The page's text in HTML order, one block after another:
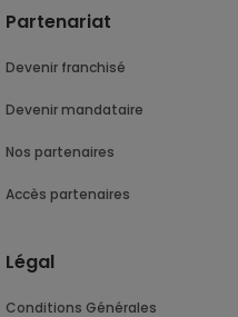
Partenariat
Devenir franchisé
Devenir mandataire
Nos partenaires
Accès partenaires
Légal
Conditions Générales